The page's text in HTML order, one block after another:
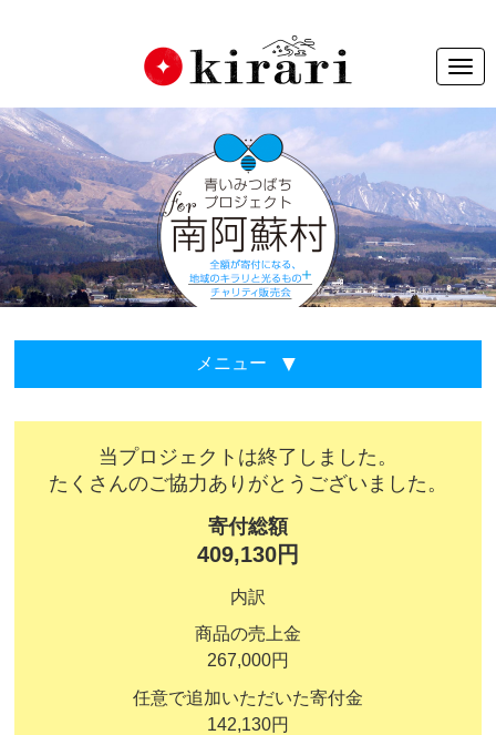
メニュー
当プロジェクトは終了しました。
たくさんのご協力ありがとうございました。
寄付総額
409,130円
内訳
商品の売上金
267,000円
任意で追加いただいた寄付金
142,130円